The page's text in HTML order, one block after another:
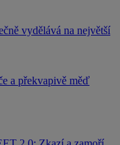
vydělává na největší
a překvapivě měď